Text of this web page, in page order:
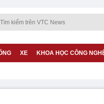
XE KHOA HỌC CÔNG